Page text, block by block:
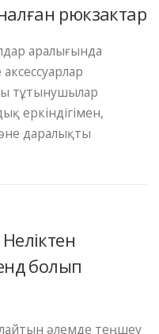
рюкзактар
аралығында
тұтынушылар
еркіндігімен,
даралықты
болып
әлемде теңшеу